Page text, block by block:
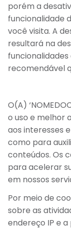
porém a
funcionalidade
você visita. A
resultará na
recomendável
O(A)
o uso e melhor
aos interesses
como para
conteúdos. Os
para acelerar
em nossos
Por meio de
sobre as
endereço IP e a